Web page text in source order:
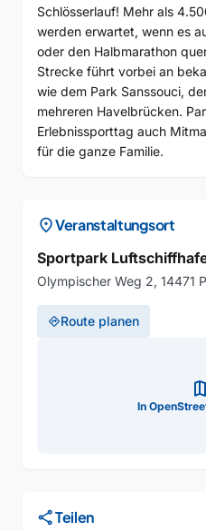
Schlösserlauf! Mehr als
werden erwartet, wenn es
oder den Halbmarathon
Strecke führt vorbei an
wie dem Park Sanssouci,
mehreren Havelbrücken.
Erlebnissporttag auch
location_onVeranstaltungsort
Sportpark
Olympischer Weg 2, 14471
directionsRoute planen
In
shareTeilen